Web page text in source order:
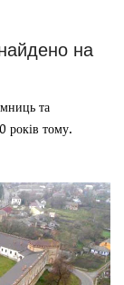
на
та
років тому.